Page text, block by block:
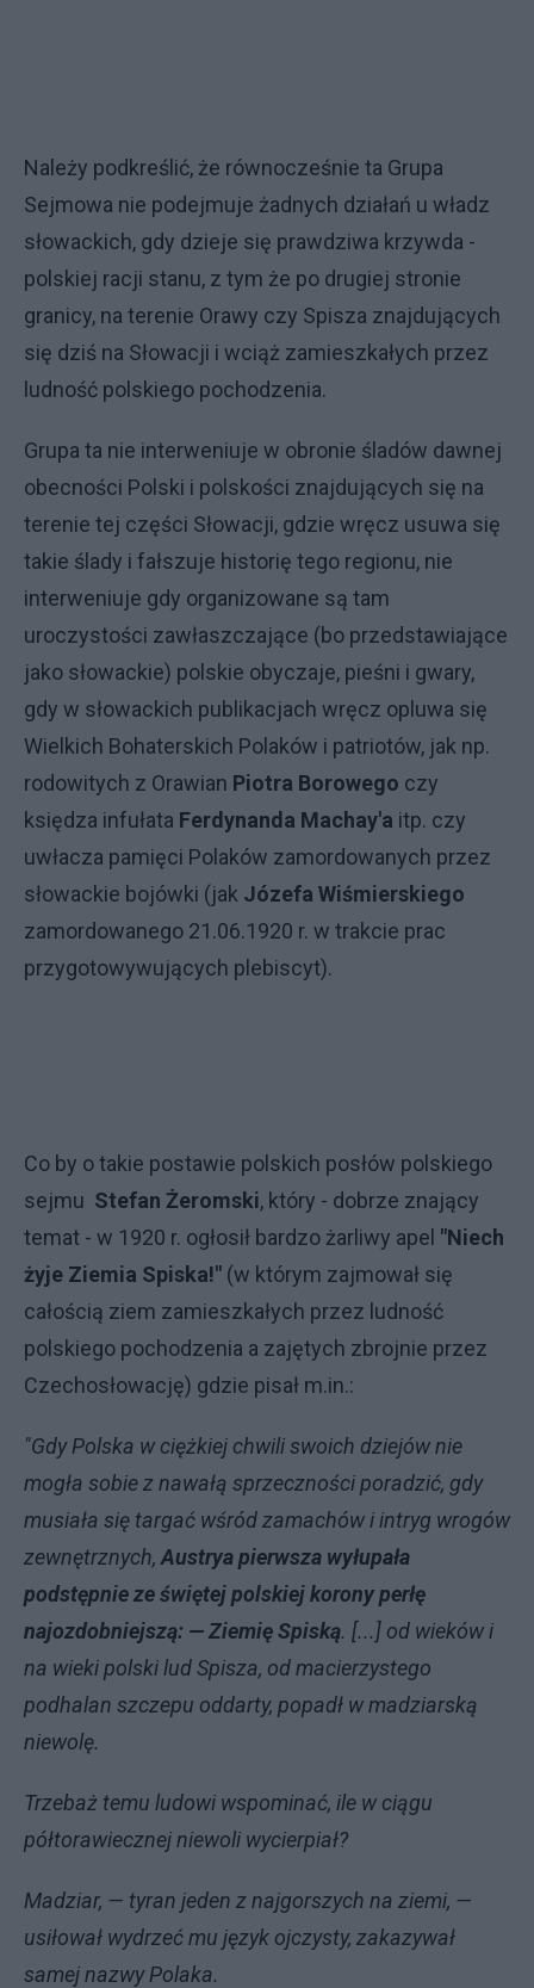
Należy podkreślić, że równocześnie ta Grupa
Sejmowa nie podejmuje żadnych działań u władz
słowackich, gdy dzieje się prawdziwa krzywda -
polskiej racji stanu, z tym że po drugiej stronie
granicy, na terenie Orawy czy Spisza znajdujących
się dziś na Słowacji i wciąż zamieszkałych przez
ludność polskiego pochodzenia.
Grupa ta nie interweniuje w obronie śladów dawnej
obecności Polski i polskości znajdujących się na
terenie tej części Słowacji, gdzie wręcz usuwa się
takie ślady i fałszuje historię tego regionu, nie
interweniuje gdy organizowane są tam
uroczystości zawłaszczające (bo przedstawiające
jako słowackie) polskie obyczaje, pieśni i gwary,
gdy w słowackich publikacjach wręcz opluwa się
Wielkich Bohaterskich Polaków i patriotów, jak np.
rodowitych z Orawian Piotra Borowego czy
księdza infułata Ferdynanda Machay'a itp. czy
uwłacza pamięci Polaków zamordowanych przez
słowackie bojówki (jak Józefa Wiśmierskiego
zamordowanego 21.06.1920 r. w trakcie prac
przygotowywujących plebiscyt).
Co by o takie postawie polskich posłów polskiego
sejmu Stefan Żeromski, który - dobrze znający
temat - w 1920 r. ogłosił bardzo żarliwy apel "Niech
żyje Ziemia Spiska!" (w którym zajmował się
całością ziem zamieszkałych przez ludność
polskiego pochodzenia a zajętych zbrojnie przez
Czechosłowację) gdzie pisał m.in.:
"Gdy Polska w ciężkiej chwili swoich dziejów nie
mogła sobie z nawałą sprzeczności poradzić, gdy
musiała się targać wśród zamachów i intryg wrogów
zewnętrznych, Austrya pierwsza wyłupała
podstępnie ze świętej polskiej korony perłę
najozdobniejszą: — Ziemię Spiską. [...] od wieków i
na wieki polski lud Spisza, od macierzystego
podhalan szczepu oddarty, popadł w madziarską
niewolę.
Trzebaż temu ludowi wspominać, ile w ciągu
półtorawiecznej niewoli wycierpiał?
Madziar, — tyran jeden z najgorszych na ziemi, —
usiłował wydrzeć mu język ojczysty, zakazywał
samej nazwy Polaka.